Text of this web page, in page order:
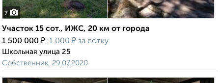
7
Участок 15 сот., ИЖС, 20 км от города
1 500 000 ₽ 1 000 ₽ за сотку
Школьная улица 25
Собственник, 29.07.2020